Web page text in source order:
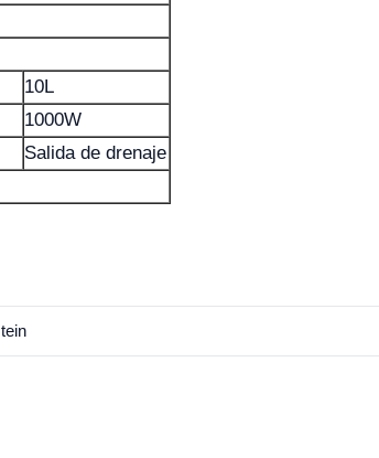
10L
1000W
Salida de drenaje